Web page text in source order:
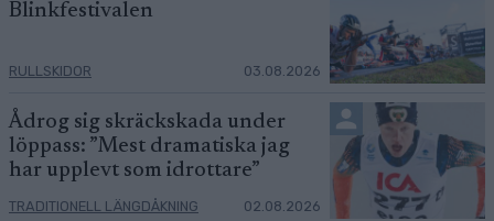
Blinkfestivalen
RULLSKIDOR 03.08.2026
Ådrog sig skräckskada under
löppass: ”Mest dramatiska jag
har upplevt som idrottare”
TRADITIONELL LÄNGDÅKNING 02.08.2026